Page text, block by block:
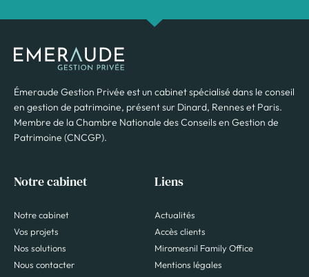
Émeraude Gestion Privée est un cabinet spécialisé dans le conseil
en gestion de patrimoine, présent sur Dinard, Rennes et Paris.
Membre de la Chambre Nationale des Conseils en Gestion de
Patrimoine (CNCGP).
Notre cabinet
Notre cabinet
Vos projets
Nos solutions
Nous contacter
Liens
Actualités
Accès clients
Miromesnil Family Office
Mentions légales